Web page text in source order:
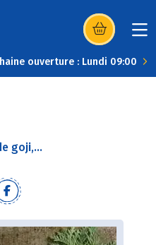
(s’ouvre dans
ouverture : Lundi 09:00
goji,...